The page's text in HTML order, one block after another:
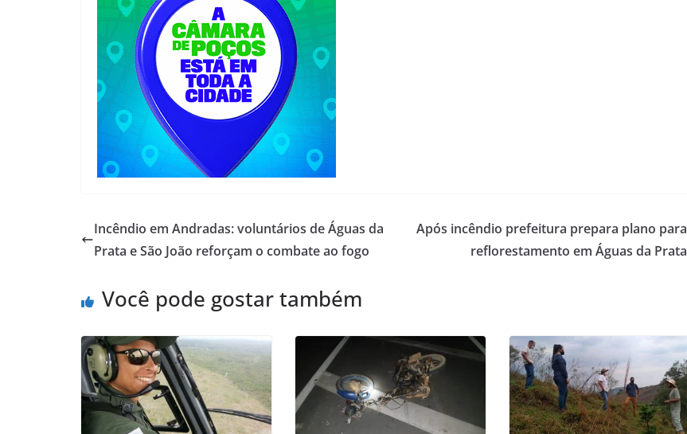
Incêndio em Andradas: voluntários de Águas da
Prata e São João reforçam o combate ao fogo
Após incêndio prefeitura prepara plano para
reflorestamento em Águas da Prata
Você pode gostar também